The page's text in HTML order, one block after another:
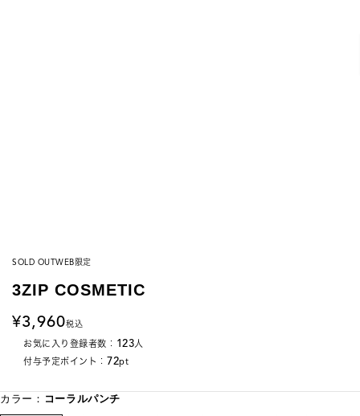
SOLD OUTWEB限定
3ZIP COSMETIC
3,960税込
お気に入り登録者数： 123人
付与予定ポイント： 72pt
カラー： コーラルパンチ